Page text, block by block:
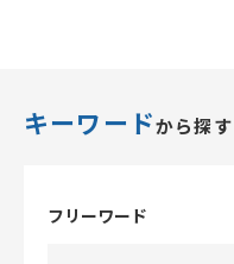
キーワードから探す
フリーワード